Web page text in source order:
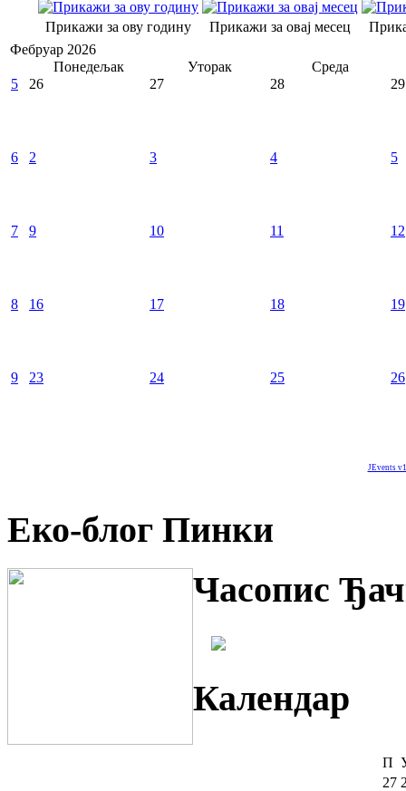
Прикажи за ову годину Прикажи за овај месец
Фебруар 2026
Понедељак
Уторак
Среда
5
26 27 28 29
6 2 3 4 5
7 9 10 11 12
8 16 17 18 19
9 23 24 25 26
JEvents
Еко-блог Пинки
Часопис
Календар
П
27